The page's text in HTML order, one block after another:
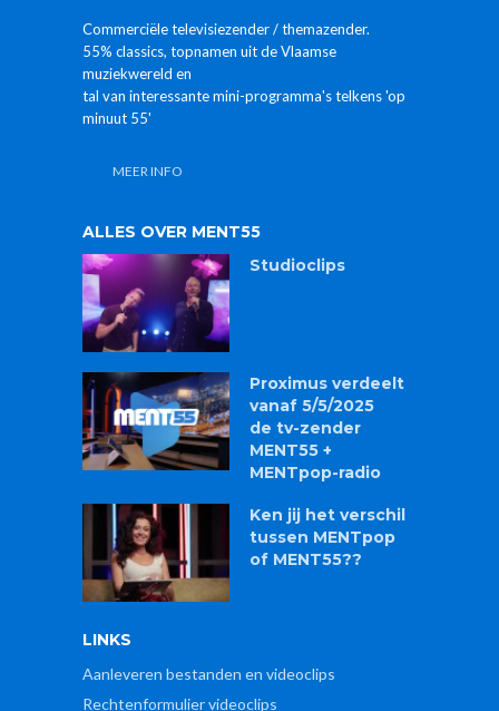
Commerciële televisiezender / themazender.
55% classics, topnamen uit de Vlaamse
muziekwereld en
tal van interessante mini-programma's telkens 'op
minuut 55'
MEER INFO
ALLES OVER MENT55
Studioclips
Proximus verdeelt
vanaf 5/5/2025
de tv-zender
MENT55 +
MENTpop-radio
Ken jij het verschil
tussen MENTpop
of MENT55??
LINKS
Aanleveren bestanden en videoclips
Rechtenformulier videoclips